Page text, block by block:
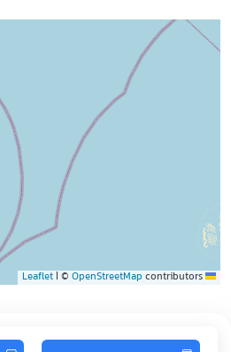
| © OpenStreetMap contributors